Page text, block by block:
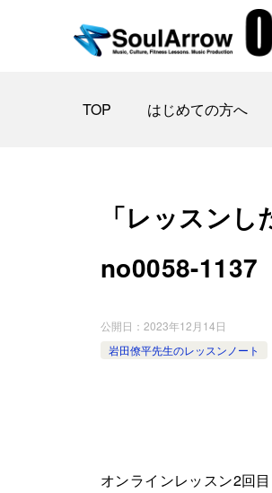
TOP はじめての方へ
「レッスン
no0058-1137
公開日： 2023年12月14日
岩田僚平先生のレッスンノート
オンラインレッスン2回目